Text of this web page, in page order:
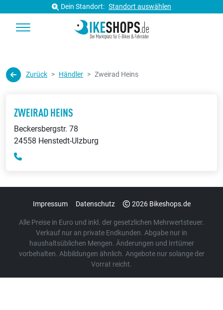
Dein Standort: Standort auswählen
Zurück Händler Zweirad Heins
ZWEIRAD HEINS
Beckersbergstr. 78
24558 Henstedt-Ulzburg
Impressum Datenschutz 2026 Bikeshops.de
Alle Preise in Euro und inkl. der gesetzlichen Mehrwertsteuer.
Verkauf nur an private Endkunden. Abgabe nur in
haushaltsüblichen Mengen. Änderungen und Irrtümer
vorbehalten. Abbildungen ähnlich. Angebote nur solange der
Vorrat reicht.